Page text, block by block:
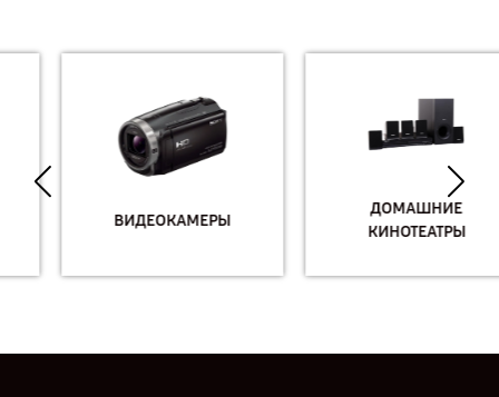
ВИДЕОКАМЕРЫ
ДОМАШНИЕ
КИНОТЕАТРЫ